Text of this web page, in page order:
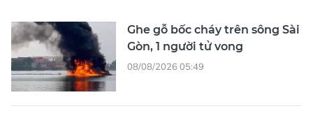
Ghe gỗ bốc cháy trên sông Sài
Gòn, 1 người tử vong
08/08/2026 05:49